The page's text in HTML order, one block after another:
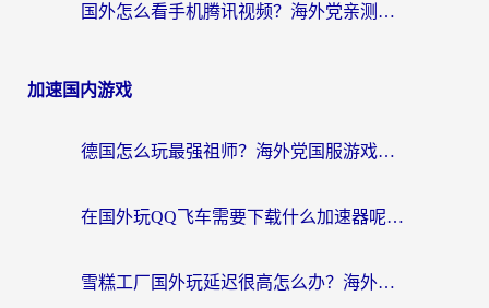
国外怎么看手机腾讯视频？海外党亲测有效的追剧加速器选择指南
加速国内游戏
德国怎么玩最强祖师？海外党国服游戏加速器选择全攻略（附宝可梦Online实测）
在国外玩QQ飞车需要下载什么加速器呢？海外党亲测有效的国服游戏加速指南
雪糕工厂国外玩延迟很高怎么办？海外玩家国服游戏加速终极攻略（附实测推荐）